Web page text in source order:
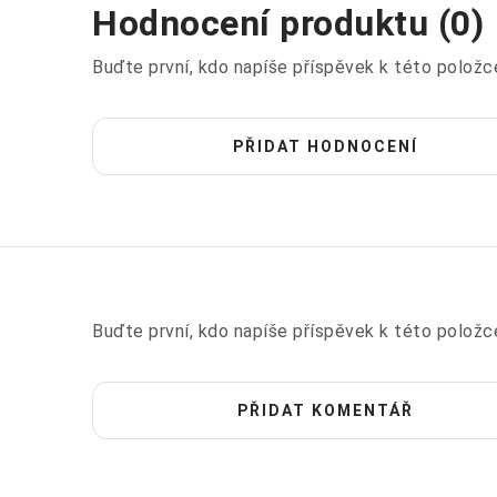
Hodnocení produktu (0)
Buďte první, kdo napíše příspěvek k této
PŘIDAT HODNOCENÍ
Buďte první, kdo napíše příspěvek k této
PŘIDAT KOMENTÁŘ